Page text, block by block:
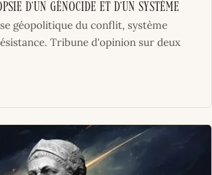
d’un génocide et d’un système
géopolitique du conflit, système
Tribune d'opinion sur deux